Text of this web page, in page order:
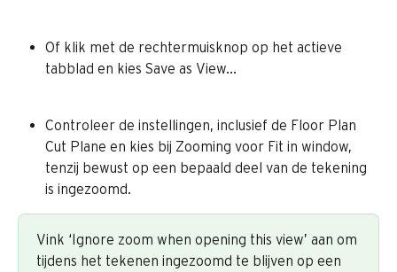
Of klik met de rechtermuisknop op het actieve
tabblad en kies Save as View...
Controleer de instellingen, inclusief de Floor Plan
Cut Plane en kies bij Zooming voor Fit in window,
tenzij bewust op een bepaald deel van de tekening
is ingezoomd.
Vink ‘Ignore zoom when opening this view’ aan om
tijdens het tekenen ingezoomd te blijven op een